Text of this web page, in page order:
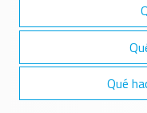
Qué